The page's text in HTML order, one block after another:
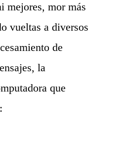
mejores, mor más
vueltas a diversos
de
la
que